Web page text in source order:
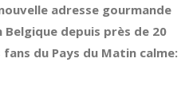
adresse gourmande
Belgique depuis près de 20
du Pays du Matin calme: